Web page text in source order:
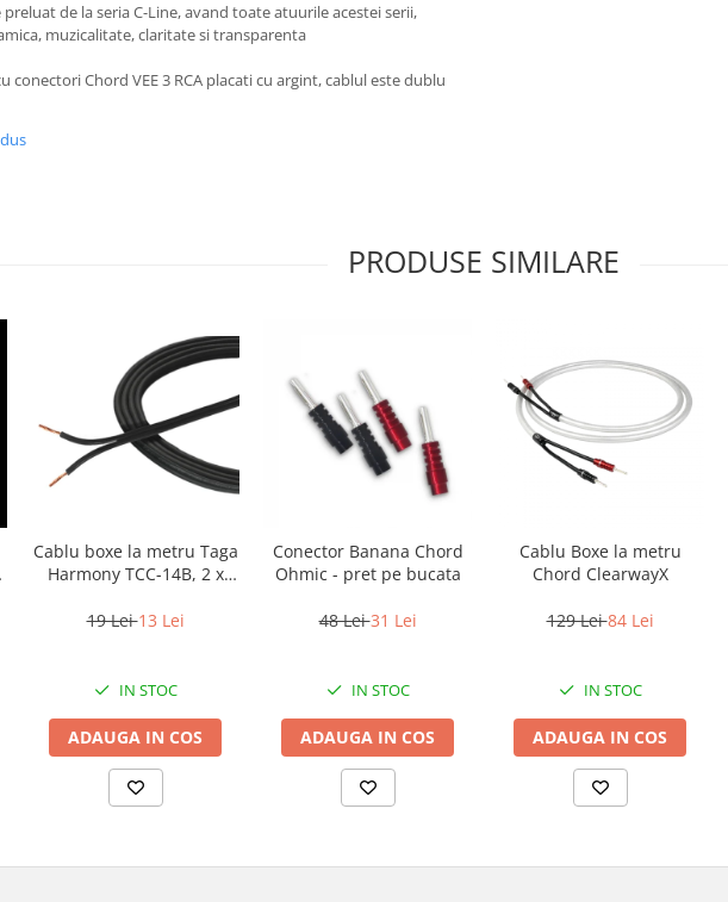
de la seria C-Line, avand toate atuurile acestei serii,
muzicalitate, claritate si transparenta
conectori Chord VEE 3 RCA placati cu argint, cablul este dublu
PRODUSE SIMILARE
Cablu boxe la metru Taga
Harmony TCC-14B, 2 x
19 Lei13 Lei
IN STOC
ADAUGA IN COS
Conector Banana Chord
Ohmic - pret pe bucata
48 Lei31 Lei
IN STOC
ADAUGA IN COS
Cablu Boxe la metru
Chord ClearwayX
129 Lei84 Lei
IN STOC
ADAUGA IN COS